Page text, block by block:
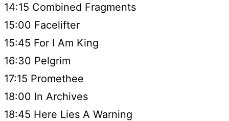
14:15 Combined Fragments
15:00 Facelifter
15:45 For I Am King
16:30 Pelgrim
17:15 Promethee
18:00 In Archives
18:45 Here Lies A Warning